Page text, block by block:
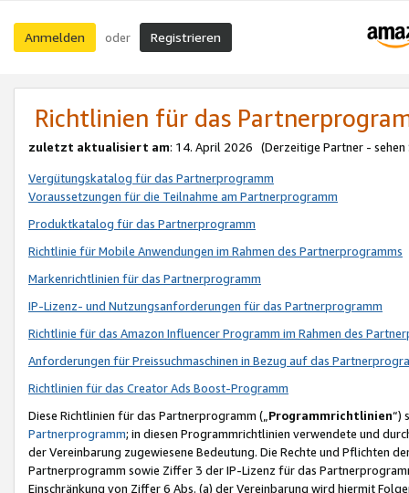
Anmelden oder Registrieren
Richtlinien für das
zuletzt aktualisiert am: 14. April 2026 (Derzeitige Partner - sehen
Vergütungskatalog für das Partnerprogramm
Voraussetzungen für die Teilnahme am Partnerprogramm
Produktkatalog für das Partnerprogramm
Richtlinie für Mobile Anwendungen im Rahmen des Partnerprogramms
Markenrichtlinien für das Partnerprogramm
IP-Lizenz- und Nutzungsanforderungen für das Partnerprogramm
Richtlinie für das Amazon Influencer Programm im Rahmen des
Anforderungen für Preissuchmaschinen in Bezug auf das
Richtlinien für das Creator Ads Boost-Programm
Diese Richtlinien für das Partnerprogramm („Programmrichtlinien“)
Partnerprogramm; in diesen Programmrichtlinien verwendete und
der Vereinbarung zugewiesene Bedeutung. Die Rechte und Pflichten
Partnerprogramm sowie Ziffer 3 der IP-Lizenz für das
Einschränkung von Ziffer 6 Abs. (a) der Vereinbarung wird hiermit